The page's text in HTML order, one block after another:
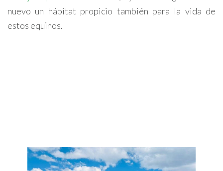
nuevo un hábitat propicio también para la vida de
estos equinos.